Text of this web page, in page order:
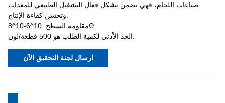
صناعات اللحام، فهي تضمن بشكل فعال التشغيل الطبيعي للمعدات
مقاومة السطح: 10^6-10^8Ω.
ارسال لجنة التحقيق الآن